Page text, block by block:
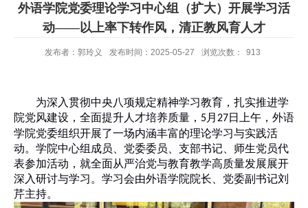
外语学院党委理论学习中心组（扩大）开展学习活
动——以上率下转作风，清正教风育人才
发布者：郭玲义 发布时间：2025-05-27 浏览次数： 913
为深入贯彻中央八项规定精神学习教育，扎实推进学
院党风建设，全面提升人才培养质量， 5月 27日上午，外语
学院党委组织开展了一场内涵丰富的理论学习与实践活
动。学院中心组成员、党委委员、支部书记、师生党员代
表参加活动，就全面从严治党与教育教学高质量发展展开
深入研讨与学习。学习会由外语学院院长、党委副书记刘
芹主持。